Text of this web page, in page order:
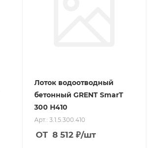
Лоток водоотводный
бетонный GRENT SmarT
300 H410
Арт.: 3.1.5.300.410
ОТ 8 512 ₽/шт